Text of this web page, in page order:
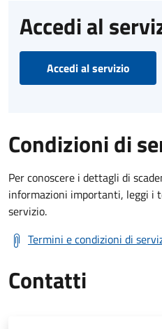
Accedi al
Accedi al servizio
Condizioni di
Per conoscere i dettagli di
informazioni importanti, leggi i
servizio.
Termini e condizioni di
Contatti